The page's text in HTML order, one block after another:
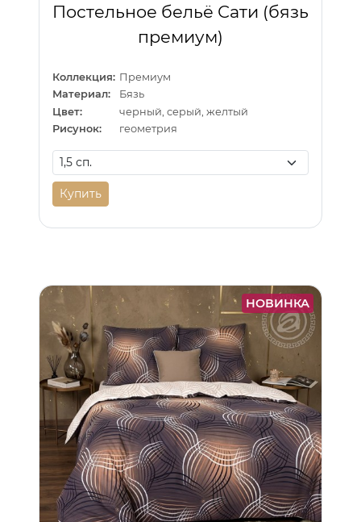
Постельное бельё Сати (бязь
премиум)
Коллекция: Премиум
Материал:
Бязь
Цвет:
черный, серый, желтый
Рисунок:
геометрия
Купить
НОВИНКА